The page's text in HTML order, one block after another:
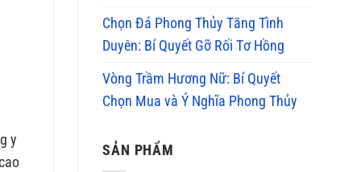
y
Chọn Đá Phong Thủy Tăng Tình
Duyên: Bí Quyết Gỡ Rối Tơ Hồng
Vòng Trầm Hương Nữ: Bí Quyết
Chọn Mua và Ý Nghĩa Phong Thủy
SẢN PHẨM